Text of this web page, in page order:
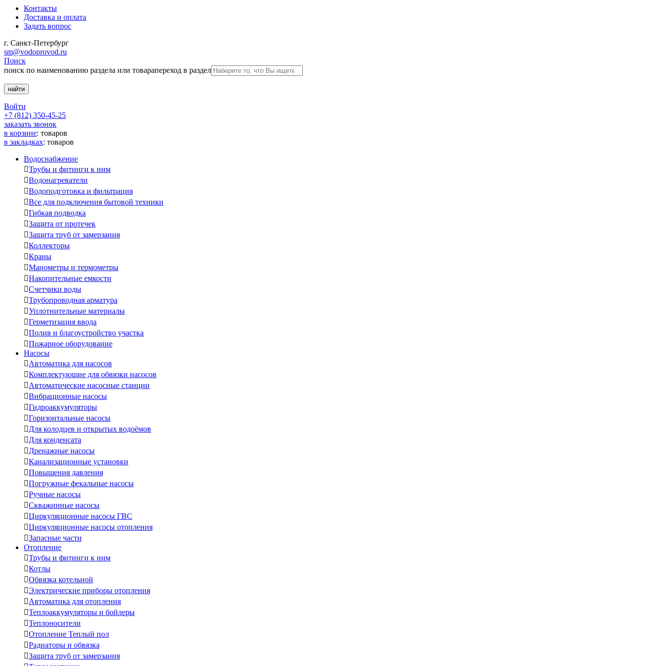
Контакты
Доставка и оплата
Задать вопрос
г. Санкт-Петербург
sm@vodoprovod.ru
Поиск
поиск по наименованию раздела или товарапереход в раздел
Войти
+7 (812) 350-45-25
заказать звонок
в корзине: товаров
в закладках: товаров
Водоснабжение
Трубы и фитинги к ним
Водонагреватели
Водоподготовка и фильтрация
Все для подключения бытовой техники
Гибкая подводка
Защита от протечек
Защита труб от замерзания
Коллекторы
Краны
Манометры и термометры
Накопительные емкости
Счетчики воды
Трубопроводная арматура
Уплотнительные материалы
Герметизация ввода
Полив и благоустройство участка
Пожарное оборудование
Насосы
Автоматика для насосов
Комплектующие для обвязки насосов
Автоматические насосные станции
Вибрационные насосы
Гидроаккумуляторы
Горизонтальные насосы
Для колодцев и открытых водоёмов
Для конденсата
Дренажные насосы
Канализационные установки
Повышения давления
Погружные фекальные насосы
Ручные насосы
Скважинные насосы
Циркуляционные насосы ГВС
Циркуляционные насосы отопления
Запасные части
Отопление
Трубы и фитинги к ним
Котлы
Обвязка котельной
Электрические приборы отопления
Автоматика для отопления
Теплоаккумуляторы и бойлеры
Теплоносители
Отопление Теплый пол
Радиаторы и обвязка
Защита труб от замерзания